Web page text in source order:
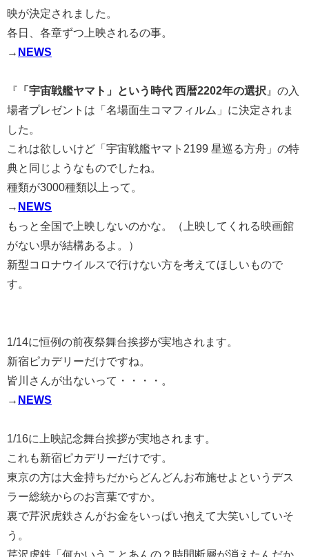
映が決定されました。
各日、各章ずつ上映されるの事。
→ NEWS
『 「宇宙戦艦ヤマト」という時代 西暦2202年の選択 』の入
場者プレゼントは「名場面生コマフィルム」に決定されま
した。
これは欲しいけど「宇宙戦艦ヤマト2199 星巡る方舟」の特
典と同じようなものでしたね。
種類が3000種類以上って。
→ NEWS
もっと全国で上映しないのかな。（上映してくれる映画館
がない県が結構あるよ。）
新型コロナウイルスで行けない方を考えてほしいもので
す。
1/14に恒例の前夜祭舞台挨拶が実地されます。
新宿ピカデリーだけですね。
皆川さんが出ないって・・・・。
→ NEWS
1/16に上映記念舞台挨拶が実地されます。
これも新宿ピカデリーだけです。
東京の方は大金持ちだからどんどんお布施せよというデス
ラー総統からのお言葉ですか。
裏で芹沢虎鉄さんがお金をいっぱい抱えて大笑いしていそ
う。
芹沢虎鉄「何かいうことあんの？時間断層が消えたんだか